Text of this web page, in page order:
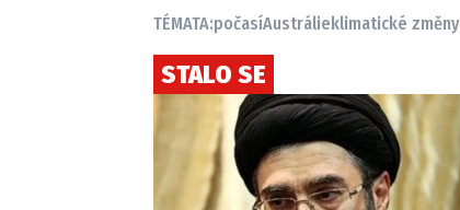
TÉMATA:počasíAustrálie klimatické změny
STALO SE